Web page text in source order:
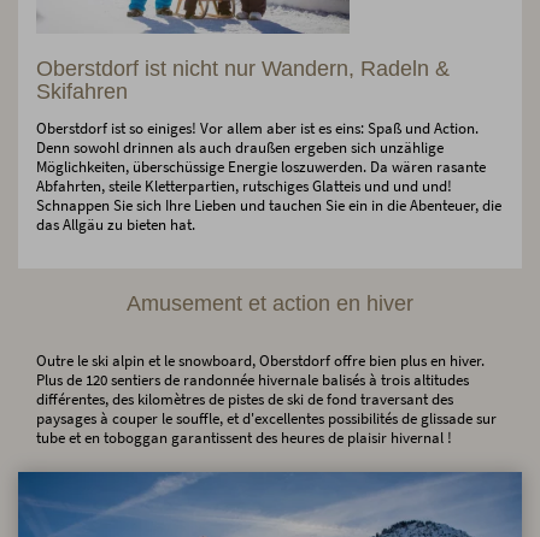
Oberstdorf ist nicht nur Wandern, Radeln &
Skifahren
Oberstdorf ist so einiges! Vor allem aber ist es eins: Spaß und Action.
Denn sowohl drinnen als auch draußen ergeben sich unzählige
Möglichkeiten, überschüssige Energie loszuwerden. Da wären rasante
Abfahrten, steile Kletterpartien, rutschiges Glatteis und und und!
Schnappen Sie sich Ihre Lieben und tauchen Sie ein in die Abenteuer, die
das Allgäu zu bieten hat.
Amusement et action en hiver
Outre le ski alpin et le snowboard, Oberstdorf offre bien plus en hiver.
Plus de 120 sentiers de randonnée hivernale balisés à trois altitudes
différentes, des kilomètres de pistes de ski de fond traversant des
paysages à couper le souffle, et d'excellentes possibilités de glissade sur
tube et en toboggan garantissent des heures de plaisir hivernal !